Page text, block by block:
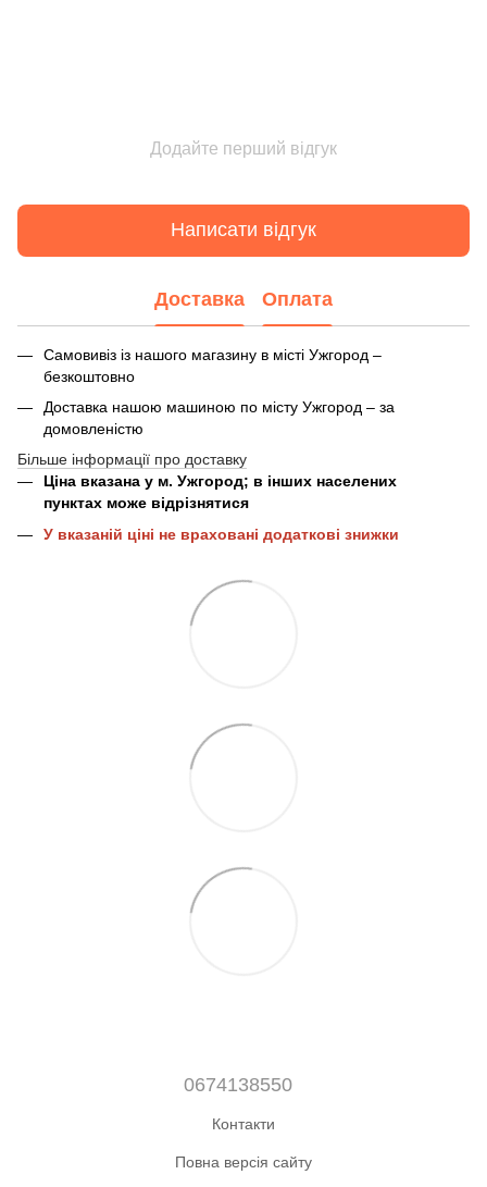
Додайте перший відгук
Написати відгук
Доставка Оплата
Самовивіз із нашого магазину в місті Ужгород –
безкоштовно
Доставка нашою машиною по місту Ужгород – за
домовленістю
Більше інформації про доставку
Ціна вказана у м. Ужгород; в інших населених
пунктах може відрізнятися
У вказаній ціні не враховані додаткові знижки
0674138550
Контакти
Повна версія сайту